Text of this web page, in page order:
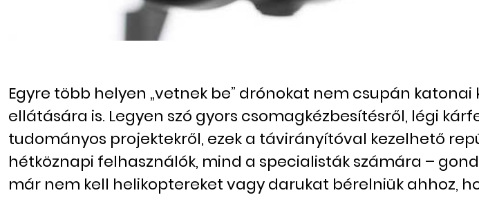
Egyre több helyen „vetnek be” drónokat nem csupán
ellátására is. Legyen szó gyors csomagkézbesítésről, légi
tudományos projektekről, ezek a távirányítóval kezelhető
hétköznapi felhasználók, mind a specialisták számára –
már nem kell helikoptereket vagy darukat bérelniük ahhoz,